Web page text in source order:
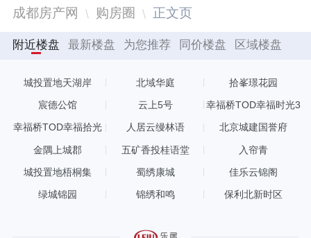
成都房产网 购房圈 正文页
附近楼盘 最新楼盘 为您推荐 同价楼盘 区域楼盘
城投置地天湖岸 北域华庭 拾峯璟花园
宸德公馆 云上5号
幸福桥TOD幸福时光3
幸福桥TOD幸福拾光 人居云缦林语 北京城建国誉府
金隅上城郡 五矿香投桂语堂 入帘青
城投置地梧桐集 蜀绣康城 佳乐云锦阁
绿城锦园 锦绣和鸣 保利北新时区